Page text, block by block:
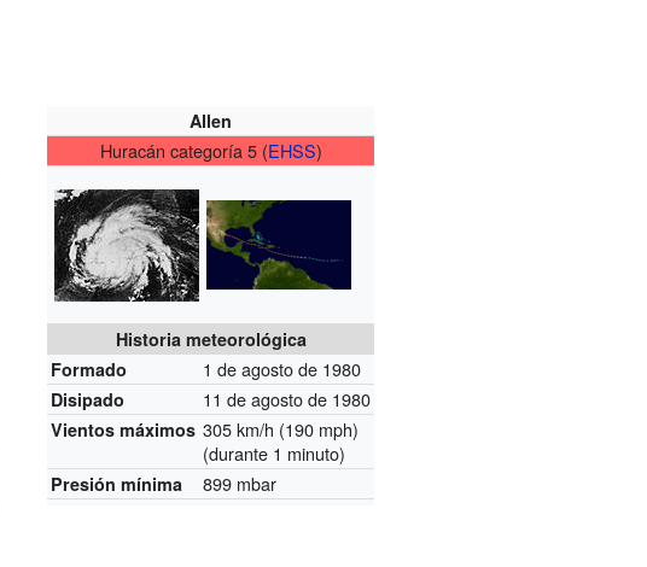
Allen
Huracán categoría 5 (EHSS)
Historia meteorológica
Formado
1 de agosto de 1980
Disipado 11 de agosto de 1980
Vientos máximos 305 km/h (190 mph)
(durante 1 minuto)
Presión mínima 899 mbar